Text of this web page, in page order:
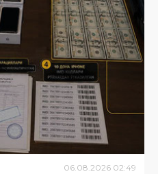
06.08.2026 02:49